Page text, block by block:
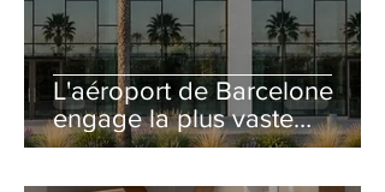
L'aéroport de Barcelone
engage la plus vaste
rénovation de son Terminal